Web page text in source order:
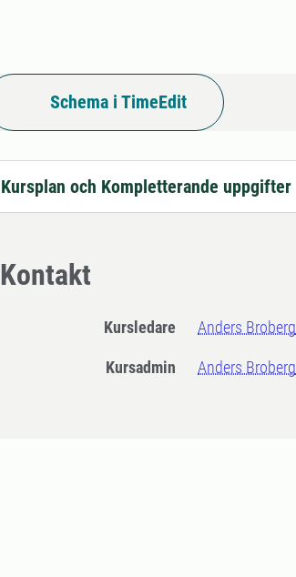
Schema i TimeEdit
Kursplan och Kompletterande uppgifter
Kontakt
Kursledare Anders Broberg
Kursadmin Anders Broberg